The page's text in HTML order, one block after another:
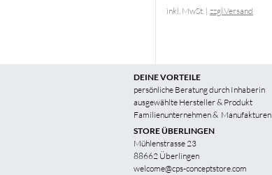
inkl. MwSt. | zzgl.Versand
STORE ÜBERLINGEN
Mühlenstrasse 23
88662 Überlingen
welcome@cps-conceptstore.com
DEINE VORTEILE
persönliche Beratung durch Inhaberin
ausgewählte Hersteller & Produkt
Familienunternehmen & Manufakturen